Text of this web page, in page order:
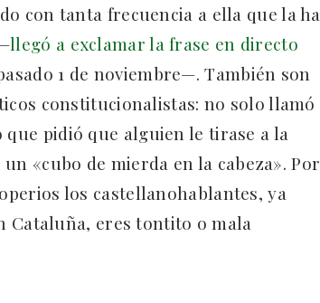
con tanta frecuencia a ella que la ha
llegó a exclamar la frase en directo
1 de noviembre—. También son
constitucionalistas: no solo llamó
que pidió que alguien le tirase a la
un «cubo de mierda en la cabeza». Por
los castellanohablantes, ya
Cataluña, eres tontito o mala